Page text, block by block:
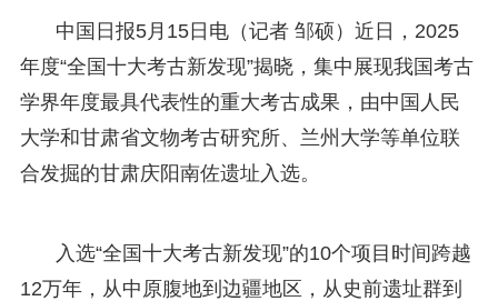
中国日报5月15日电（记者 邹硕）近日，2025
年度“全国十大考古新发现”揭晓，集中展现我国考古
学界年度最具代表性的重大考古成果，由中国人民
大学和甘肃省文物考古研究所、兰州大学等单位联
合发掘的甘肃庆阳南佐遗址入选。
入选“全国十大考古新发现”的10个项目时间跨越
12万年，从中原腹地到边疆地区，从史前遗址群到